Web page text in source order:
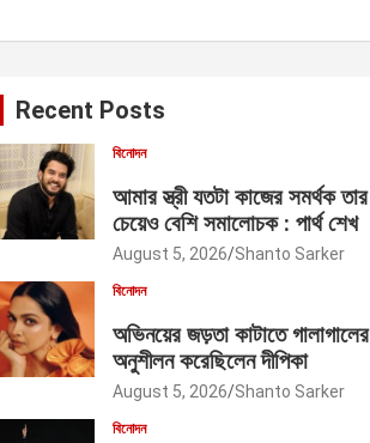
Recent Posts
বিনোদন
আমার স্ত্রী যতটা কাজের সমর্থক তার
চেয়েও বেশি সমালোচক : পার্থ শেখ
August 5, 2026 Shanto Sarker
বিনোদন
অভিনয়ের জড়তা কাটাতে গালাগালের
অনুশীলন করেছিলেন দীপিকা
August 5, 2026 Shanto Sarker
বিনোদন